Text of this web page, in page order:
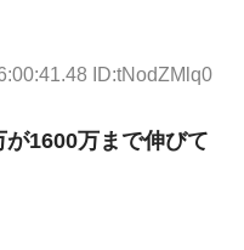
ID:tNodZMlq0
1600万まで伸びて